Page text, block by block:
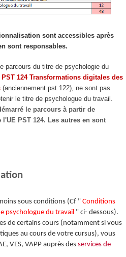
sont accessibles après
sont responsables.
parcours du titre de psychologie du
PST 124 Transformations digitales des
(anciennement pst 122), ne sont pas
le titre de psychologue du travail.
le parcours à partir de
PST 124. Les autres en sont
sous conditions (Cf " Conditions
psychologue du travail " ci- dessous).
de certains cours (notamment si vous
au cours de votre cursus), vous
, VES, VAPPauprès des services de